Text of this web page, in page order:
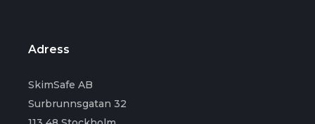
Adress
SkimSafe AB
Surbrunnsgatan 32